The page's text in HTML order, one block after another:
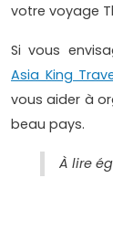
votre voyage
Si vous
Asia King
vous aider à
beau pays.
À lire